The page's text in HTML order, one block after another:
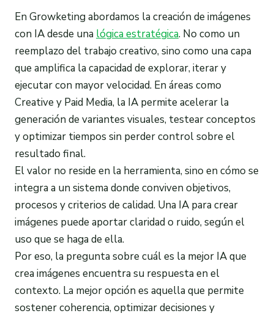
En Growketing abordamos la creación de imágenes
con IA desde una lógica estratégica. No como un
reemplazo del trabajo creativo, sino como una capa
que amplifica la capacidad de explorar, iterar y
ejecutar con mayor velocidad. En áreas como
Creative y Paid Media, la IA permite acelerar la
generación de variantes visuales, testear conceptos
y optimizar tiempos sin perder control sobre el
resultado final.
El valor no reside en la herramienta, sino en cómo se
integra a un sistema donde conviven objetivos,
procesos y criterios de calidad. Una IA para crear
imágenes puede aportar claridad o ruido, según el
uso que se haga de ella.
Por eso, la pregunta sobre cuál es la mejor IA que
crea imágenes encuentra su respuesta en el
contexto. La mejor opción es aquella que permite
sostener coherencia, optimizar decisiones y